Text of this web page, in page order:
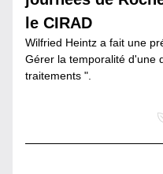
le CIRAD
Wilfried Heintz a fait une
Gérer la temporalité d'une
traitements ".